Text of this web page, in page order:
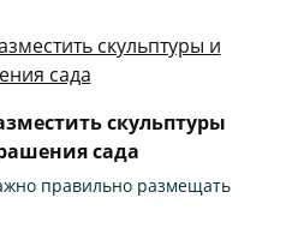
скульптуры
сада
правильно размещать